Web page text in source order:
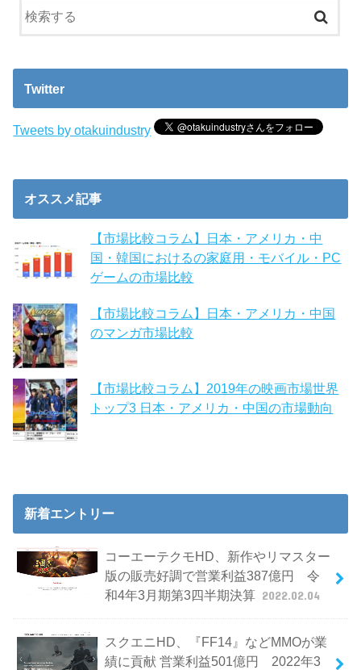
Twitter
Tweets by otakuindustry
オススメ記事
【市場比較コラム】日本・アメリカ・中
国・韓国におけるの家庭用・モバイル・PC
ゲームの市場比較
【市場比較コラム】日本・アメリカ・中国
のマンガ市場比較
【市場比較コラム】2019年の映画市場世界
トップ3 日本・アメリカ・中国の市場動向
新着エントリー
コーエーテクモHD、新作やリマスター
版の販売好調で営業利益387億円 令
和4年3月期第3四半期決算 2022.02.04
スクエニHD、『FF14』などMMOが業
績に貢献 営業利益501億円 2022年3